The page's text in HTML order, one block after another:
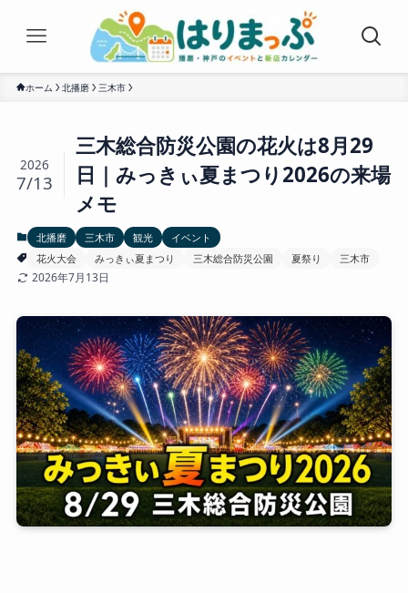
ホーム 北播磨 三木市
三木総合防災公園の花火は8月29
日｜みっきぃ夏まつり2026の来場
メモ
2026
7/13
北播磨 三木市 観光
イベント
花火大会
みっきぃ夏まつり 三木総合防災公園 夏祭り 三木市
2026年7月13日